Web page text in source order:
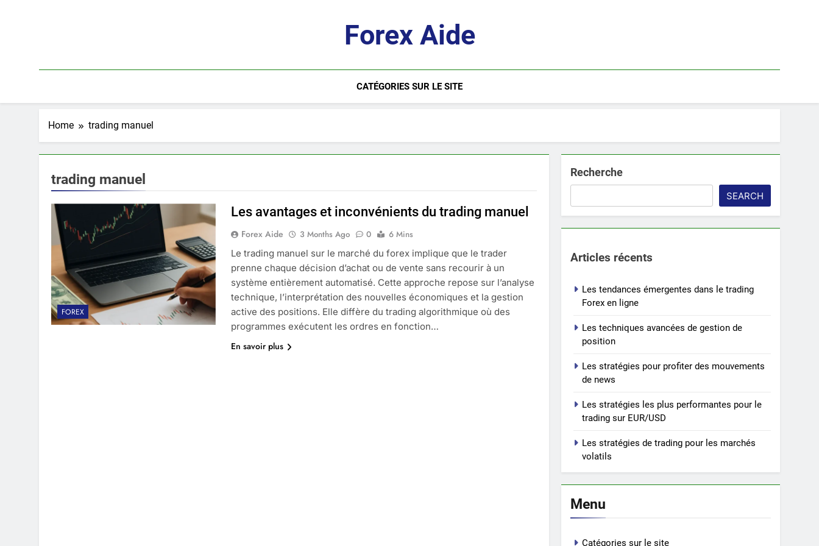
Forex Aide
CATÉGORIES SUR LE SITE
Home trading manuel
trading manuel
FOREX
Les avantages et inconvénients du trading manuel
Forex Aide 3 Months Ago 0
6 Mins
Le trading manuel sur le marché du forex implique que le trader
prenne chaque décision d’achat ou de vente sans recourir à un
système entièrement automatisé. Cette approche repose sur l’analyse
technique, l’interprétation des nouvelles économiques et la gestion
active des positions. Elle diffère du trading algorithmique où des
programmes exécutent les ordres en fonction…
En savoir plus
Recherche
SEARCH
Articles récents
Les tendances émergentes dans le trading
Forex en ligne
Les techniques avancées de gestion de
position
Les stratégies pour profiter des mouvements
de news
Les stratégies les plus performantes pour le
trading sur EUR/USD
Les stratégies de trading pour les marchés
volatils
Menu
Catégories sur le site